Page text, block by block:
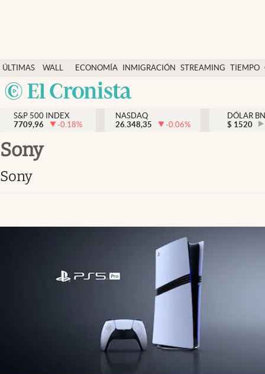
ÚLTIMAS
NOTICIAS
WALL
STREET
Y
DÓLAR
ECONOMÍA INMIGRACIÓN STREAMING TIEMPO
México
Finanzas y economía
Wall Street y dólar
Inmigración
Tiempo
Ciencia y salud
Streaming
S&P 500 INDEX
7709,96
-0.18%
NASDAQ
26.348,35
-0.06%
DÓLAR
$ 1520
Sony
Sony